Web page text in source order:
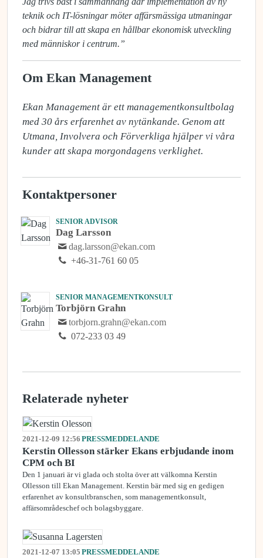
teknik och IT-lösningar möter affärsmässiga utmaningar
och bidrar till att skapa en hållbar ekonomisk utveckling
med människor i centrum.”
Om Ekan Management
Ekan Management är ett managementkonsultbolag
med 30 års erfarenhet av nytänkande. Genom att
Utmana, Involvera och Förverkliga hjälper vi våra
kunder att skapa morgondagens verklighet.
Kontaktpersoner
SENIOR ADVISOR
Dag Larsson
dag.larsson@ekan.com
+46-31-761 60 05
SENIOR MANAGEMENTKONSULT
Torbjörn Grahn
torbjorn.grahn@ekan.com
072-233 03 49
Relaterade nyheter
2021-12-09 12:56 PRESSMEDDELANDE
Kerstin Ollesson stärker Ekans erbjudande inom
CPM och BI
Den 1 januari är vi glada och stolta över att välkomna Kerstin
Ollesson till Ekan Management. Kerstin bär med sig en gedigen
erfarenhet av konsultbranschen, som managementkonsult,
affärsområdeschef och bolagsbyggare.
2021-12-07 13:05 PRESSMEDDELANDE